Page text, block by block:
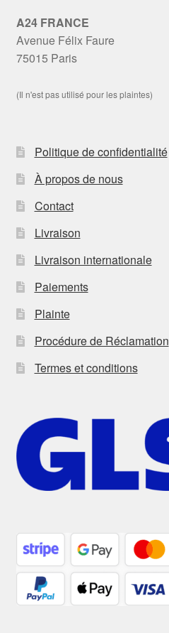
A24 FRANCE
Avenue Félix Faure
75015 Paris
(Il n'est pas utilisé pour les plaintes)
Politique de confidentialité
À propos de nous
Contact
Livraison
Livraison internationale
Paiements
Plainte
Procédure de Réclamation
Termes et conditions